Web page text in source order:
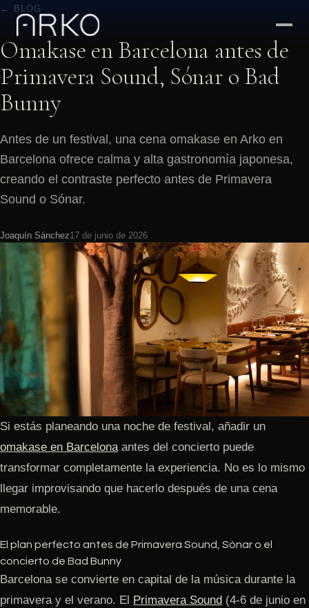
← BLOG
Omakase en Barcelona antes de
Primavera Sound, Sónar o Bad
Bunny
Antes de un festival, una cena omakase en Arko en
Barcelona ofrece calma y alta gastronomía japonesa,
creando el contraste perfecto antes de Primavera
Sound o Sónar.
Joaquín Sánchez17 de junio de 2026
Si estás planeando una noche de festival, añadir un
omakase en Barcelonaantes del concierto puede
transformar completamente la experiencia. No es lo mismo
llegar improvisando que hacerlo después de una cena
memorable.
El plan perfecto antes de Primavera Sound, Sónar o el
concierto de Bad Bunny
Barcelona se convierte en capital de la música durante la
primavera y el verano. El
Primavera Sound (4-6 de junio en